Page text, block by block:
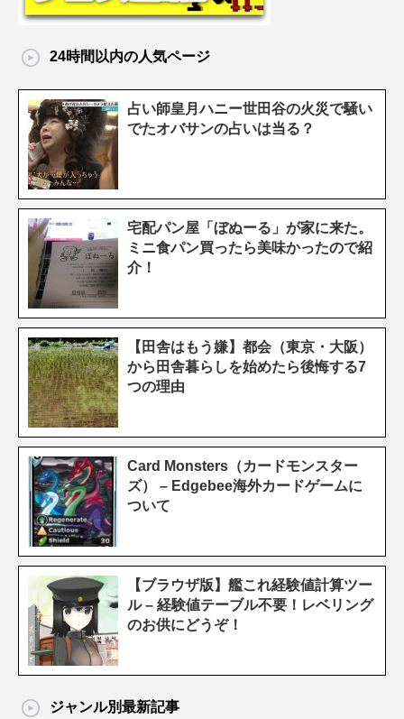
24時間以内の人気ページ
占い師皇月ハニー世田谷の火災で騒い
でたオバサンの占いは当る？
宅配パン屋「ぼぬーる」が家に来た。
ミニ食パン買ったら美味かったので紹
介！
【田舎はもう嫌】都会（東京・大阪）
から田舎暮らしを始めたら後悔する7
つの理由
Card Monsters（カードモンスター
ズ） – Edgebee海外カードゲームに
ついて
【ブラウザ版】艦これ経験値計算ツー
ル – 経験値テーブル不要！レベリング
のお供にどうぞ！
ジャンル別最新記事